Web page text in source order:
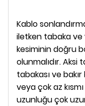
Kablo
iletken tabaka ve
kesiminin doğru
olunmalıdır. Aksi
tabakası ve
veya çok az
uzunluğu çok